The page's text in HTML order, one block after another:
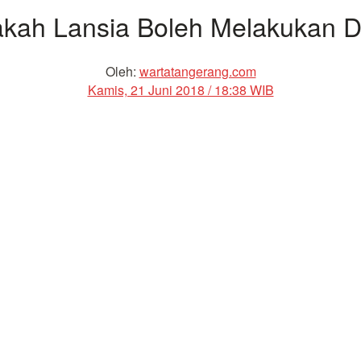
Lansia Boleh Melakukan
Oleh: wartatangerang.com
Kamis, 21 Juni 2018 / 18:38 WIB